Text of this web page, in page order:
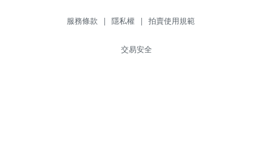
服務條款 | 隱私權 | 拍賣使用規範
交易安全